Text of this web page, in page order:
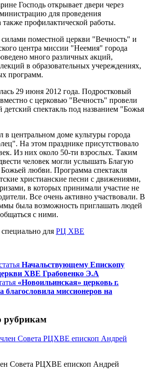
Господь открывает двери через
для проведения
также профилактической работы.
силами поместной церкви "Вечность" и
центра миссии "Неемия" города
много различных акций,
в образовательных учереждениях,
программ.
29 июня 2012 года. Подростковый
с церковью "Вечность" провели
детский спектакль под названием "Божья
в центральном доме культуры города
На этом празднике присутствовало
Из них около 50-ти взрослых. Таким
человек могли услышать Благую
любви. Программа спектакля
христианские песни с движениями,
в которых принимали участие не
Все очень активно участвовали. В
была возможность приглашать людей
с ними.
для РЦ ХВЕ
Начальствующему Епископу
ХВЕ Грабовенко Э.А
«Новоильинская» церковь г.
благословила миссионеров на
рубрикам
Совета РЦХВЕ епископ Андрей